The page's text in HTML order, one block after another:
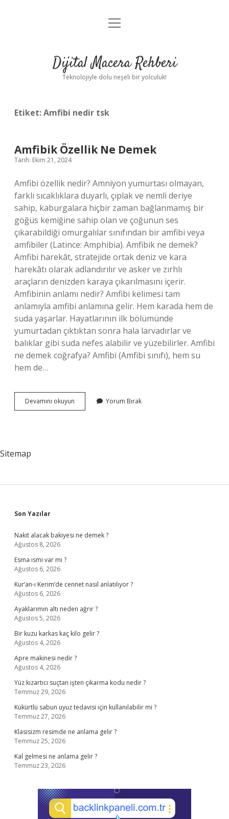
Anasayfa
Yasal Uyarı
menüyü
Dijital Macera Rehberi
Teknolojiyle dolu neşeli bir yolculuk!
Etiket:Amfibi nedir tsk
Amfibik Özellik Ne Demek
Tarih: Ekim 21, 2024
Amfibi özellik nedir? Amniyon yumurtası olmayan,
farklı sıcaklıklara duyarlı, çıplak ve nemli deriye
sahip, kaburgalara hiçbir zaman bağlanmamış bir
göğüs kemiğine sahip olan ve çoğunun ses
çıkarabildiği omurgalılar sınıfından bir amfibi veya
amfibiler (Latince: Amphibia). Amfibik ne demek?
Amfibi harekât, stratejide ortak deniz ve kara
harekâtı olarak adlandırılır ve asker ve zırhlı
araçların denizden karaya çıkarılmasını içerir.
Amfibinin anlamı nedir? Amfibi kelimesi tam
anlamıyla amfibi anlamına gelir. Hem karada hem de
suda yaşarlar. Hayatlarının ilk bölümünde
yumurtadan çıktıktan sonra hala larvadırlar ve
balıklar gibi suda nefes alabilir ve yüzebilirler. Amfibi
ne demek coğrafya? Amfibi (Amfibi sınıfı), hem su
hem de…
Devamını okuyun
Özellik
Yorum Bırak
Sitemap
Sidebar
Son Yazılar
Nakit alacak bakiyesi ne demek ?
Ağustos 8, 2026
Esma ismi var mı ?
Ağustos 6, 2026
Kur’an-ı Kerim’de cennet nasıl anlatılıyor ?
Ağustos 6, 2026
Ayaklarımın altı neden ağrır ?
Ağustos 5, 2026
Bir kuzu karkas kaç kilo gelir ?
Ağustos 4, 2026
Apre makinesi nedir ?
Ağustos 4, 2026
Yüz kızartıcı suçtan işten çıkarma kodu nedir ?
Temmuz 29, 2026
Kükürtlü sabun uyuz tedavisi için kullanılabilir mi ?
Temmuz 27, 2026
Klasisizm resimde ne anlama gelir ?
Temmuz 25, 2026
Kal gelmesi ne anlama gelir ?
Temmuz 23, 2026